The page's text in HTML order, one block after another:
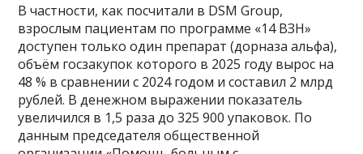
В частности, как посчитали в DSM Group,
взрослым пациентам по программе «14 ВЗН»
доступен только один препарат (дорназа альфа),
объём госзакупок которого в 2025 году вырос на
48 % в сравнении с 2024 годом и составил 2 млрд
рублей. В денежном выражении показатель
увеличился в 1,5 раза до 325 900 упаковок. По
данным председателя общественной